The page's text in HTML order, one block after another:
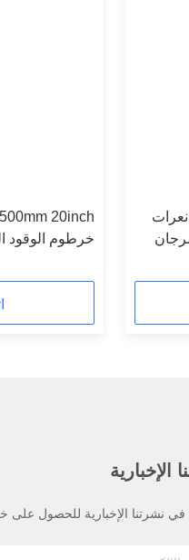
نعرات
خرطوم الوقود
الإخبارية
نشرتنا الإخبارية للحصول على